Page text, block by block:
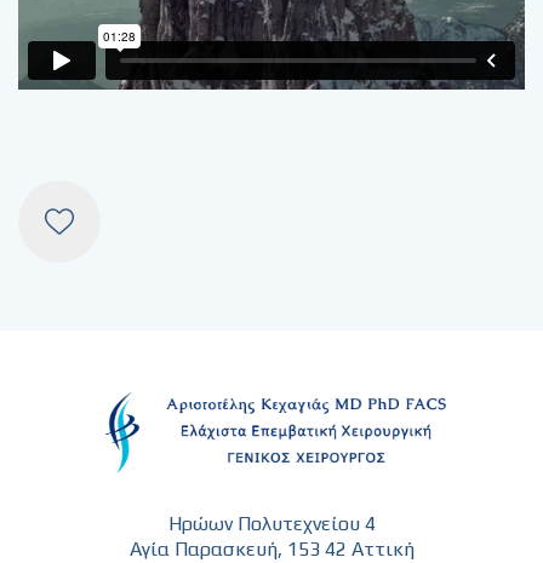
Ηρώων Πολυτεχνείου 4
Αγία Παρασκευή, 153 42 Αττική